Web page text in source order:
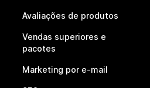
Avaliações de produtos
Vendas superiores e
pacotes
Marketing por e-mail